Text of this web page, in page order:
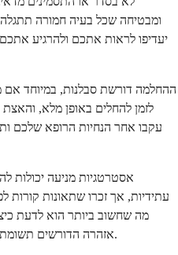
ומבטיחה שכל בעיה חמורה
יעדיפו לראות אתכם ולהרגיע
ההחלמה דורשת סבלנות, במיוחד אם
לזמן להחלים באופן מלא,
עקבו אחר הנחיות הרופא שלכם
אסטרטגיות מניעה יכולות
עתידיות, אך זכרו שתאונות קורות
מה שחשוב ביותר הוא לדעת
אזהרה הדורשים תשומת לב, ולדאוג לעצמכם במהלך ההחלמה.